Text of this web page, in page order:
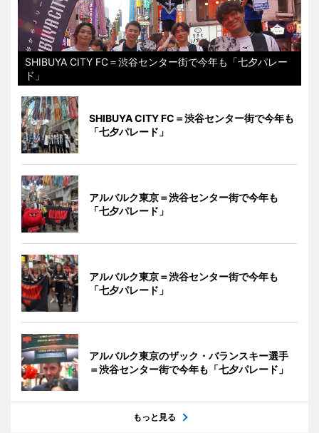
SHIBUYA CITY FC＝渋谷センター街で今年も「七夕パレー
ド」
SHIBUYA CITY FC＝渋谷センター街で今年も
「七夕パレード」
アルバルク東京＝渋谷センター街で今年も
「七夕パレード」
アルバルク東京＝渋谷センター街で今年も
「七夕パレード」
アルバルク東京のザック・バランスキー選手
＝渋谷センター街で今年も「七夕パレード」
もっと見る